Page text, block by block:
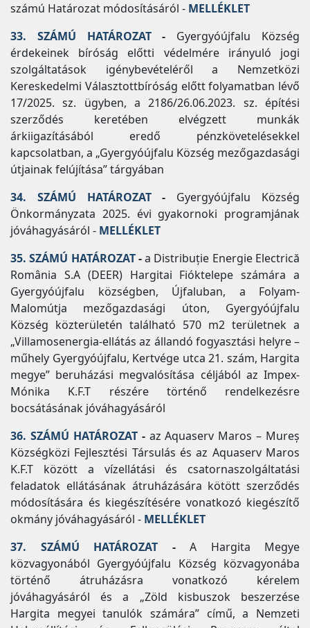
számú Határozat módosításáról - MELLÉKLET
33. SZÁMÚ HATÁROZAT- Gyergyóújfalu Község
érdekeinek bíróság előtti védelmére irányuló jogi
szolgáltatások igénybevételéről a Nemzetközi
Kereskedelmi Választottbíróság előtt folyamatban lévő
17/2025. sz. ügyben, a 2186/26.06.2023. sz. építési
szerződés keretében elvégzett munkák
árkiigazításából eredő pénzkövetelésekkel
kapcsolatban, a „Gyergyóújfalu Község mezőgazdasági
útjainak felújítása” tárgyában
34. SZÁMÚ HATÁROZAT- Gyergyóújfalu Község
Önkormányzata 2025. évi gyakornoki programjának
jóváhagyásáról - MELLÉKLET
35. SZÁMÚ HATÁROZAT-a Distribuție Energie Electrică
România S.A (DEER) Hargitai Fióktelepe számára a
Gyergyóújfalu községben, Újfaluban, a Folyam-
Malomútja mezőgazdasági úton, Gyergyóújfalu
Község közterületén található 570 m2 területnek a
„Villamosenergia-ellátás az állandó fogyasztási helyre –
műhely Gyergyóújfalu, Kertvége utca 21. szám, Hargita
megye” beruházási megvalósítása céljából az Impex-
Mónika K.F.T részére történő rendelkezésre
bocsátásának jóváhagyásáról
36. SZÁMÚ HATÁROZAT- az Aquaserv Maros – Mureș
Községközi Fejlesztési Társulás és az Aquaserv Maros
K.F.T között a vízellátási és csatornaszolgáltatási
feladatok ellátásának átruházására kötött szerződés
módosítására és kiegészítésére vonatkozó kiegészítő
okmány jóváhagyásáról - MELLÉKLET
37. SZÁMÚ HATÁROZAT - A Hargita Megye
közvagyonából Gyergyóújfalu Község közvagyonába
történő átruházásra vonatkozó kérelem
jóváhagyásáról és a „Zöld kisbuszok beszerzése
Hargita megyei tanulók számára” című, a Nemzeti